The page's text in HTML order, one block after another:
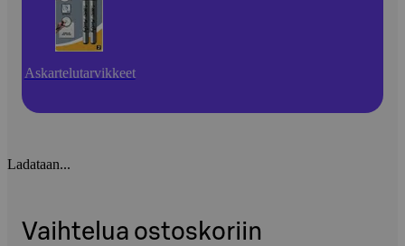
Askartelutarvikkeet
Ladataan...
Vaihtelua ostoskoriin